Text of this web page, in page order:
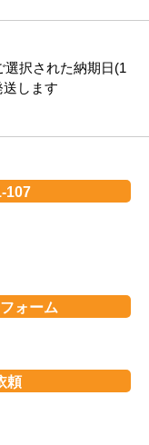
択された納期日(1
します
107
ォーム
頼